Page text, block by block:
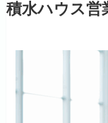
積水ハウス営